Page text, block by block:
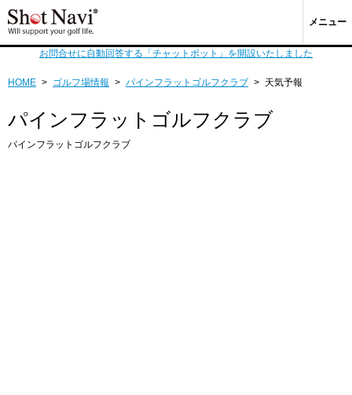
メニュー
お問合せに自動回答する「チャットボット」を開設いたしました
HOME > ゴルフ場情報 > パインフラットゴルフクラブ > 天気予報
パインフラットゴルフクラブ
パインフラットゴルフクラブ